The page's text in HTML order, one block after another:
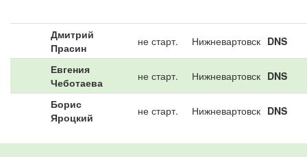
Дмитрий
Прасин
не старт. Нижневартовск DNS
Евгения
Чеботаева
не старт. Нижневартовск DNS
Борис
Яроцкий
не старт. Нижневартовск DNS